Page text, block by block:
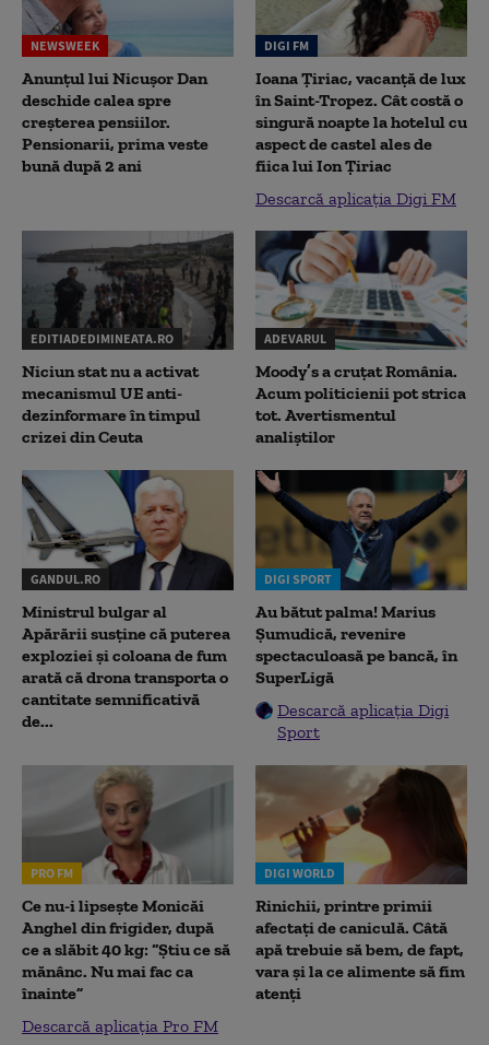
NEWSWEEK
Anunțul lui Nicușor Dan
deschide calea spre
creșterea pensiilor.
Pensionarii, prima veste
bună după 2 ani
DIGI FM
Ioana Țiriac, vacanță de lux
în Saint-Tropez. Cât costă o
singură noapte la hotelul cu
aspect de castel ales de
fiica lui Ion Țiriac
Descarcă aplicația Digi FM
EDITIADEDIMINEATA.RO
Niciun stat nu a activat
mecanismul UE anti-
dezinformare în timpul
crizei din Ceuta
ADEVARUL
Moody’s a cruțat România.
Acum politicienii pot strica
tot. Avertismentul
analiștilor
GANDUL.RO
Ministrul bulgar al
Apărării susține că puterea
exploziei și coloana de fum
arată că drona transporta o
cantitate semnificativă
de...
DIGI SPORT
Au bătut palma! Marius
Șumudică, revenire
spectaculoasă pe bancă, în
SuperLigă
Descarcă aplicația Digi
Sport
PRO FM
Ce nu-i lipsește Monicăi
Anghel din frigider, după
ce a slăbit 40 kg: “Știu ce să
mănânc. Nu mai fac ca
înainte”
Descarcă aplicația Pro FM
DIGI WORLD
Rinichii, printre primii
afectați de caniculă. Câtă
apă trebuie să bem, de fapt,
vara și la ce alimente să fim
atenți